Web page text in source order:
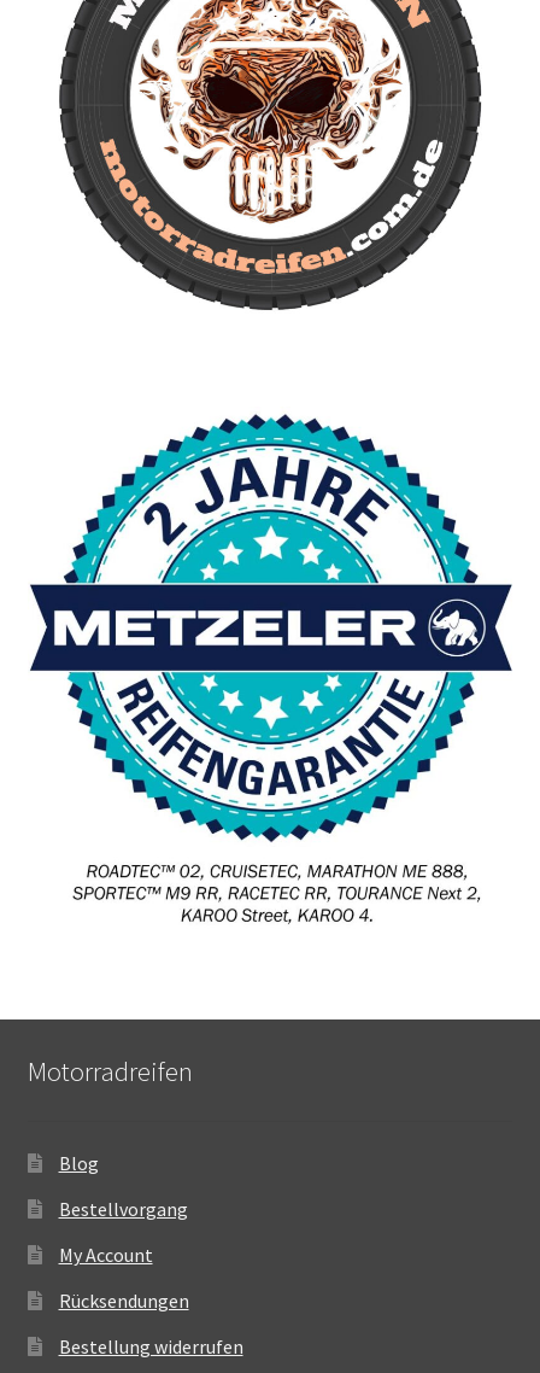
Motorradreifen
Blog
Bestellvorgang
My Account
Rücksendungen
Bestellung widerrufen